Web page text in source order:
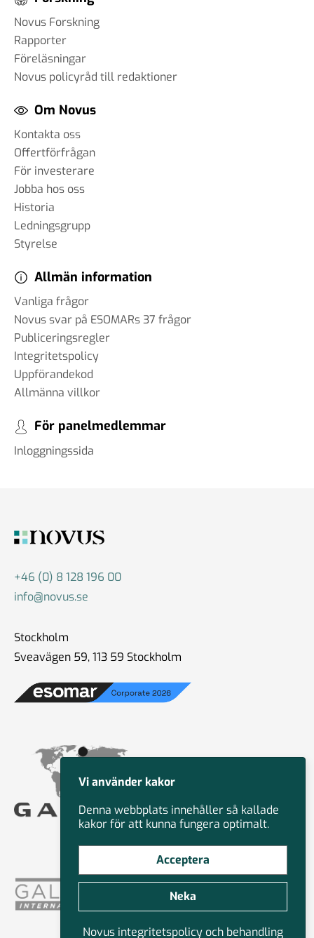
Novus Forskning
Rapporter
Föreläsningar
Novus policyråd till redaktioner
Om Novus
Kontakta oss
Offertförfrågan
För investerare
Jobba hos oss
Historia
Ledningsgrupp
Styrelse
Allmän information
Vanliga frågor
Novus svar på ESOMARs 37 frågor
Publiceringsregler
Integritetspolicy
Uppförandekod
Allmänna villkor
För panelmedlemmar
Inloggningssida
+46 (0) 8 128 196 00
info@novus.se
Stockholm
Sveavägen 59, 113 59 Stockholm
Vi använder kakor
Denna webbplats innehåller så kallade
kakor för att kunna fungera optimalt.
Acceptera
Neka
Novus integritetspolicy och behandling